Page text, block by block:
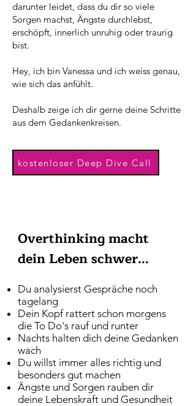
darunter leidet, dass du dir so viele
Sorgen machst, Ängste durchlebst,
erschöpft, innerlich unruhig oder traurig
bist.
Hey, ich bin Vanessa und ich weiss genau,
wie sich das anfühlt.
Deshalb zeige ich dir gerne deine Schritte
aus dem Gedankenkreisen.​
kostenloser Deep Dive Call
Overthinking macht
dein Leben schwer...
Du analysierst Gespräche noch
tagelang
Dein Kopf rattert schon morgens
die To Do's rauf und runter
Nachts halten dich deine Gedanken
wach
Du willst immer alles richtig und
besonders gut machen
Ängste und Sorgen rauben dir
deine Lebenskraft und Gesundheit